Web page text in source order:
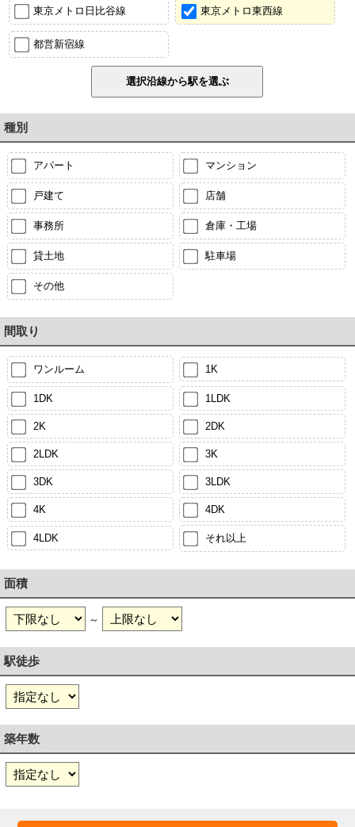
東京メトロ日比谷線 東京メトロ東西線
都営新宿線
種別
アパート マンション
戸建て 店舗
事務所 倉庫・工場
貸土地 駐車場
その他
間取り
ワンルーム 1K
1DK 1LDK
2K 2DK
2LDK 3K
3DK 3LDK
4K 4DK
4LDK それ以上
面積
～
駅徒歩
築年数